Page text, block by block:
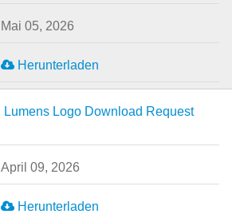
Mai 05, 2026
Herunterladen
Lumens Logo Download Request
April 09, 2026
Herunterladen